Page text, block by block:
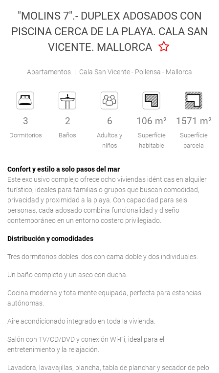
Engel & Völkers Holiday Villas
Atención al Cliente
"MOLINS 7".- DUPLEX ADOSADOS CON
PISCINA CERCA DE LA PLAYA. CALA SAN
VICENTE. MALLORCA
Apartamentos | Cala San Vicente - Pollensa - Mallorca
3
Dormitorios
2
Baños
6
Adultos y
niños
106 m²
Superfície
habitable
1571 m²
Superfície
parcela
Confort y estilo a solo pasos del mar
Este exclusivo complejo ofrece ocho viviendas idénticas en alquiler
turístico, ideales para familias o grupos que buscan comodidad,
privacidad y proximidad a la playa. Con capacidad para seis
personas, cada adosado combina funcionalidad y diseño
contemporáneo en un entorno costero privilegiado.
Distribución y comodidades
Tres dormitorios dobles: dos con cama doble y dos individuales.
Un baño completo y un aseo con ducha.
Cocina moderna y totalmente equipada, perfecta para estancias
autónomas.
Aire acondicionado integrado en toda la vivienda.
Salón con TV/CD/DVD y conexión Wi-Fi, ideal para el
entretenimiento y la relajación.
Lavadora, lavavajillas, plancha, tabla de planchar y secador de pelo